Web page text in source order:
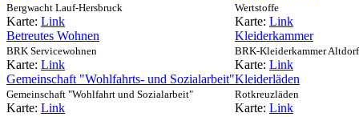
Bergwacht Lauf-Hersbruck
Karte: Link
Wertstoffe
Karte: Link
Betreutes Wohnen
BRK Servicewohnen
Karte: Link
Kleiderkammer
BRK-Kleiderkammer Altdorf
Karte: Link
Gemeinschaft "Wohlfahrts- und Sozialarbeit"
Gemeinschaft "Wohlfahrt und Sozialarbeit"
Karte: Link
Kleiderläden
Rotkreuzläden
Karte: Link